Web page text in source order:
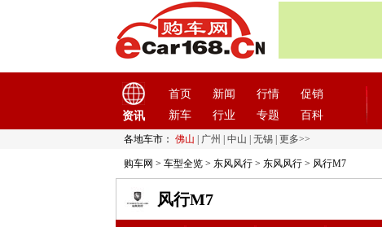
资讯
首页 新闻 行情
促销
新车
行业 专题 百科
各地车市： 佛山 广州 中山 无锡 更多>>
购车网 > 车型全览 > 东风风行 > 东风风行 > 风行M7
风行M7